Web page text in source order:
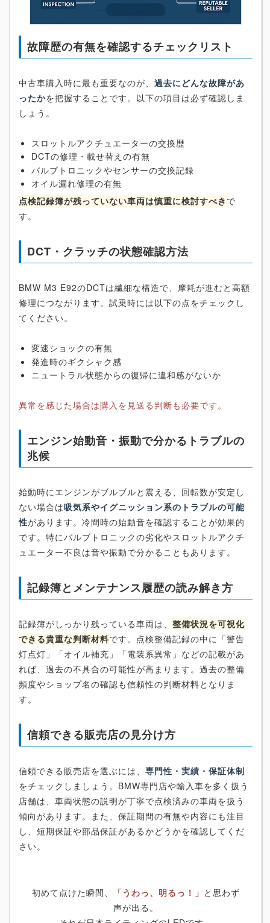
故障歴の有無を確認するチェックリスト
中古車購入時に最も重要なのが、 過去にどんな故障があ
ったかを把握することです。以下の項目は必ず確認しま
しょう。
スロットルアクチュエーターの交換歴
DCTの修理・載せ替えの有無
バルブトロニックやセンサーの交換記録
オイル漏れ修理の有無
点検記録簿が残っていない車両は慎重に検討すべき で
す。
DCT・クラッチの状態確認方法
BMW M3 E92のDCTは繊細な構造で、摩耗が進むと高額
修理につながります。試乗時には以下の点をチェックし
てください。
変速ショックの有無
発進時のギクシャク感
ニュートラル状態からの復帰に違和感がないか
異常を感じた場合は購入を見送る判断も必要です。
エンジン始動音・振動で分かるトラブルの
兆候
始動時にエンジンがブルブルと震える、回転数が安定し
ない場合は吸気系やイグニッション系のトラブルの可能
性があります。冷間時の始動音を確認することが効果的
です。特にバルブトロニックの劣化やスロットルアクチ
ュエーター不良は音や振動で分かることもあります。
記録簿とメンテナンス履歴の読み解き方
記録簿がしっかり残っている車両は、 整備状況を可視化
できる貴重な判断材料です。点検整備記録の中に「警告
灯点灯」「オイル補充」「電装系異常」などの記載があ
れば、過去の不具合の可能性が高まります。過去の整備
頻度やショップ名の確認も信頼性の判断材料となりま
す。
信頼できる販売店の見分け方
信頼できる販売店を選ぶには、 専門性・実績・保証体制
をチェックしましょう。BMW専門店や輸入車を多く扱う
店舗は、車両状態の説明が丁寧で点検済みの車両を扱う
傾向があります。また、保証期間の有無や内容にも注目
し、短期保証や部品保証があるかどうかを確認してくだ
さい。
初めて点けた瞬間、 「うわっ、明るっ！」 と思わず
声が出る。